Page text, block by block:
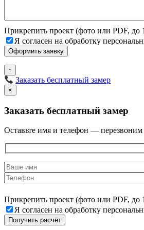
Прикрепить проект (фото или PDF,
Я согласен на обработку
↑
Заказать бесплатный замер
×
Заказать бесплатный замер
Оставьте имя и телефон —
Прикрепить проект (фото или PDF,
Я согласен на обработку